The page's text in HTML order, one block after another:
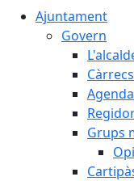
Ajuntament
Govern
Grups